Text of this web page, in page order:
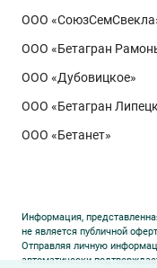
ООО
ООО «Бетагран
ООО «Дубовицкое»
ООО «Бетагран
ООО «Бетанет»
Информация,
не является публичной
Отправляя личную
автоматически